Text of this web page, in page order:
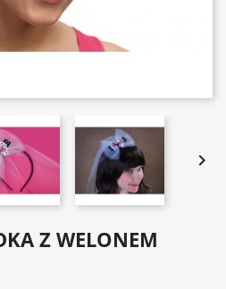

Z WELONEM